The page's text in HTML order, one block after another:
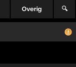
Overig 🔍